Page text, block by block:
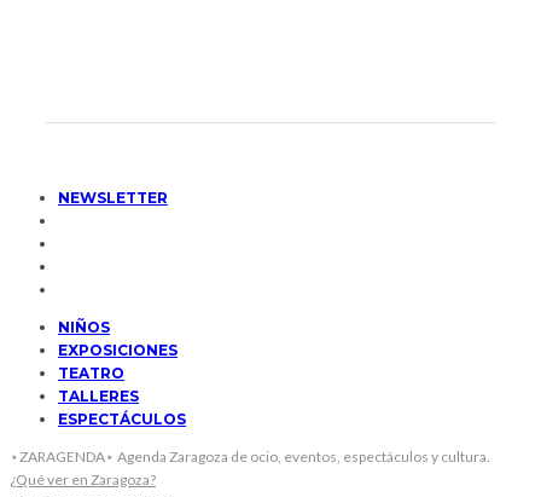
NEWSLETTER
NIÑOS
EXPOSICIONES
TEATRO
TALLERES
ESPECTÁCULOS
⋆ZARAGENDA⋆ Agenda Zaragoza de ocio, eventos, espectáculos y cultura.
¿Qué ver en Zaragoza?